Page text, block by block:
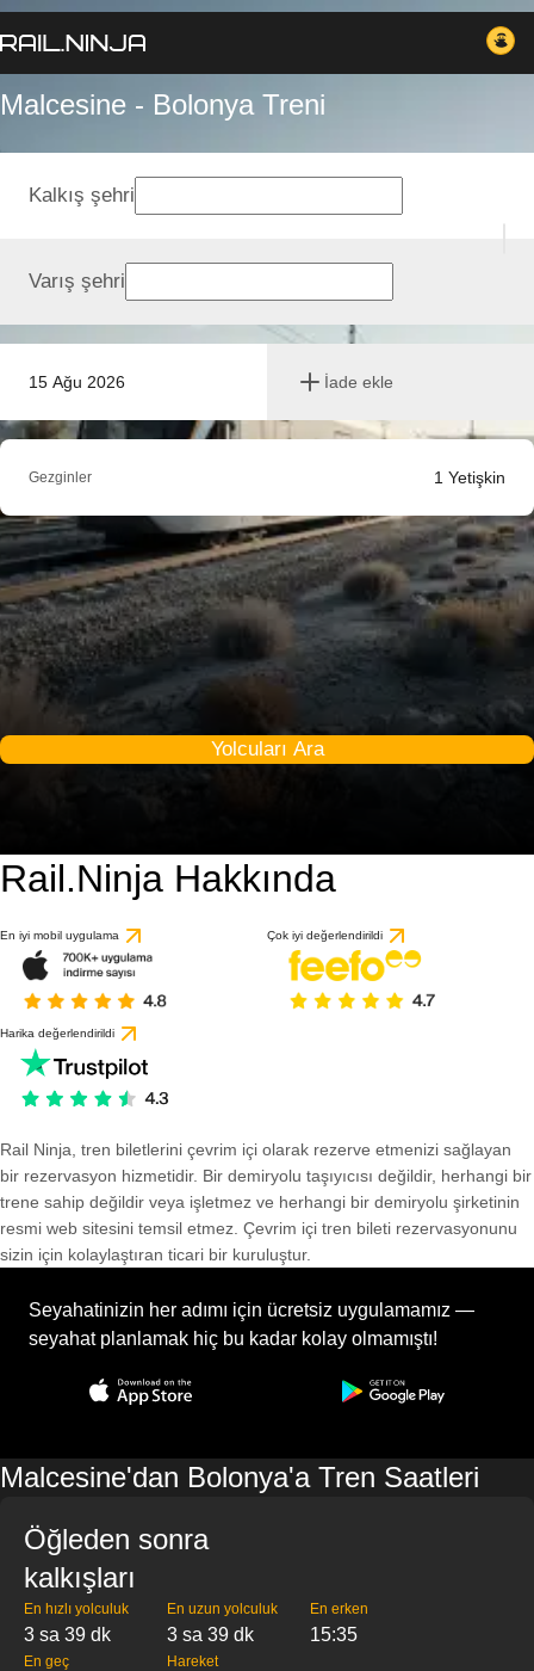
Malcesine - Bolonya Treni
15 Ağu 2026 İade ekle
Kalkış şehri
Varış şehri
Gezginler 1 Yetişkin
Yolcuları Ara
Rail.Ninja Hakkında
En iyi mobil uygulama Çok iyi değerlendirildi
Harika değerlendirildi
Rail Ninja, tren biletlerini çevrim içi olarak rezerve etmenizi sağlayan
bir rezervasyon hizmetidir. Bir demiryolu taşıyıcısı değildir, herhangi bir
trene sahip değildir veya işletmez ve herhangi bir demiryolu şirketinin
resmi web sitesini temsil etmez. Çevrim içi tren bileti rezervasyonunu
sizin için kolaylaştıran ticari bir kuruluştur.
Seyahatinizin her adımı için ücretsiz uygulamamız —
seyahat planlamak hiç bu kadar kolay olmamıştı!
Malcesine'dan Bolonya'a Tren Saatleri
Öğleden sonra
kalkışları
En hızlı yolculuk
3 sa 39 dk
En uzun yolculuk
3 sa 39 dk
En erken
15:35
En geç Hareket